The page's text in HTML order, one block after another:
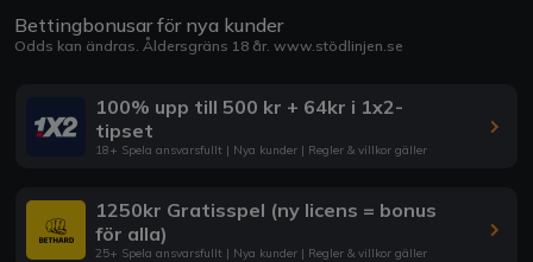
Bettingbonusar för nya kunder
Odds kan ändras. Åldersgräns 18 år. www.stödlinjen.se
100% upp till 500 kr + 64kr i 1x2-
tipset
18+ Spela ansvarsfullt | Nya kunder | Regler & villkor gäller
1250kr Gratisspel (ny licens = bonus
för alla)
25+ Spela ansvarsfullt | Nya kunder | Regler & villkor gäller